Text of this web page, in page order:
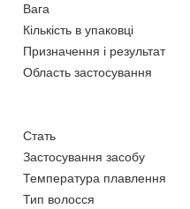
Вага
Кількість в упаковці
Призначення і результат
Область застосування
Стать
Застосування засобу
Температура плавлення
Тип волосся